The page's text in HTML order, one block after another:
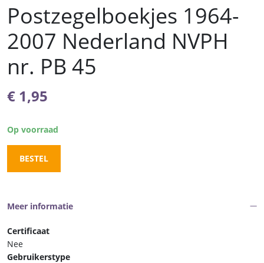
Postzegelboekjes 1964-
2007 Nederland NVPH
nr. PB 45
€ 1,95
Op voorraad
BESTEL
Meer informatie
Certificaat
Nee
Gebruikerstype